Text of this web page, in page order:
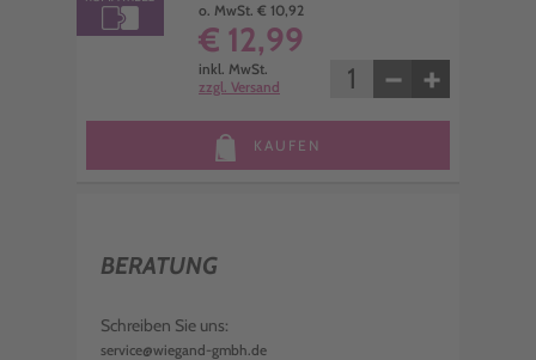
o. MwSt. € 10,92
€ 12,99
inkl. MwSt.
zzgl. Versand
− +
KAUFEN
BERATUNG
Schreiben Sie uns:
service@wiegand-gmbh.de